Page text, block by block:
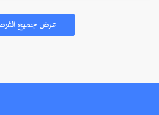
عرض جميع